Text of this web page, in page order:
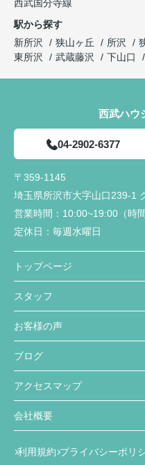
西武国分寺線
駅から探す
新所沢
狭山ヶ丘 所沢
東所沢
武蔵藤沢 下山口
西武ハウ
04-2902-6377
〒359-1145
埼玉県所沢市大字山口239-1
営業時間： 10:00~19:00（時
定休日： 毎週水曜日
トップページ
スタッフ
お客様の声
ブログ
アクセスマップ
会社概要
利用規約 プライバシーポリ